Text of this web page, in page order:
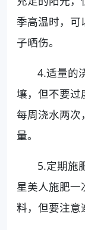
季高温时，可
子晒伤。
4.适量的
壤，但不要过
每周浇水两次
量。
5.定期施
星美人施肥一
料，但要注意